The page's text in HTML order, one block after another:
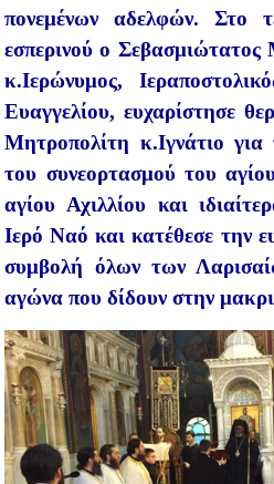
πονεμένων αδελφών. Στο
εσπερινού ο
κ.Ιερώνυμος,
Ευαγγελίου, ευχαρίστησε
Μητροπολίτη κ.Ιγνάτιο
του συνεορτασμού του
αγίου Αχιλλίου και
Ιερό Ναό και κατέθεσε την
συμβολή όλων των
αγώνα που δίδουν στην